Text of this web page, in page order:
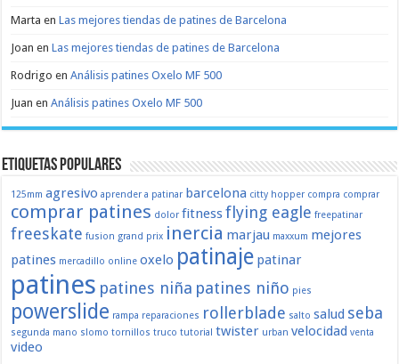
Marta enLas mejores tiendas de patines de Barcelona
Joan enLas mejores tiendas de patines de Barcelona
Rodrigo enAnálisis patines Oxelo MF 500
Juan enAnálisis patines Oxelo MF 500
Etiquetas populares
125mm agresivo aprender a patinar barcelona citty hopper compra comprar
comprar patines dolor fitnessflying eagle freepatinar
freeskate fusion grand prix inercia marjau maxxum mejores
patines mercadillo online oxelo patinaje patinar
patines patines niña patines niño pies
powerslide rampa reparaciones rollerblade salto salud seba
segunda mano slomo tornillos truco tutorial twister urban velocidad venta
video